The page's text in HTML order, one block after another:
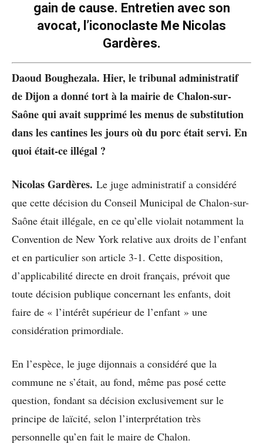
gain de cause. Entretien avec son
avocat, l’iconoclaste Me Nicolas
Gardères.
Daoud Boughezala. Hier, le tribunal administratif
de Dijon a donné tort à la mairie de Chalon-sur-
Saône qui avait supprimé les menus de substitution
dans les cantines les jours où du porc était servi. En
quoi était-ce illégal ?
Nicolas Gardères. Le juge administratif a considéré
que cette décision du Conseil Municipal de Chalon-sur-
Saône était illégale, en ce qu’elle violait notamment la
Convention de New York relative aux droits de l’enfant
et en particulier son article 3-1. Cette disposition,
d’applicabilité directe en droit français, prévoit que
toute décision publique concernant les enfants, doit
faire de « l’intérêt supérieur de l’enfant » une
considération primordiale.
En l’espèce, le juge dijonnais a considéré que la
commune ne s’était, au fond, même pas posé cette
question, fondant sa décision exclusivement sur le
principe de laïcité, selon l’interprétation très
personnelle qu’en fait le maire de Chalon.